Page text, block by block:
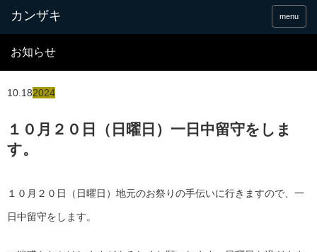
menu
お知らせ
10.182024
１０月２０日（日曜日）一日中留守をしま
す。
１０月２０日（日曜日）地元のお祭りの手伝いに行きますので、一
日中留守をします。